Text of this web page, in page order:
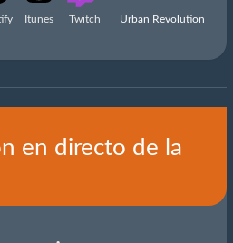
Itunes Twitch Urban Revolution
en directo de la